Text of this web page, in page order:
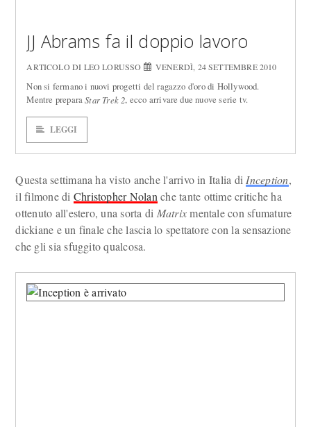
JJ Abrams fa il doppio lavoro
ARTICOLO DI LEO LORUSSO VENERDÌ, 24 SETTEMBRE 2010
Non si fermano i nuovi progetti del ragazzo d'oro di Hollywood.
Mentre preparaStar Trek 2, ecco arrivare due nuove serie tv.
LEGGI
Questa settimana ha visto anche l'arrivo in Italia di Inception,
il filmone di Christopher Nolan che tante ottime critiche ha
ottenuto all'estero, una sorta di Matrixmentale con sfumature
dickiane e un finale che lascia lo spettatore con la sensazione
che gli sia sfuggito qualcosa.